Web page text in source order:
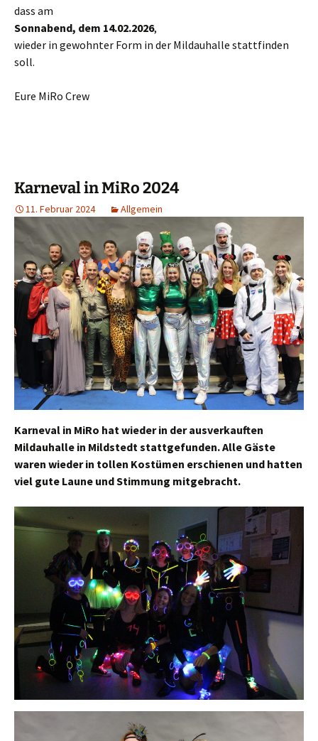
dass am
Sonnabend, dem 14.02.2026,
wieder in gewohnter Form in der Mildauhalle stattfinden
soll.
Eure MiRo Crew
Karneval in MiRo 2024
11. Februar 2024 Allgemein
Karneval in MiRo hat wieder in der ausverkauften
Mildauhalle in Mildstedt stattgefunden. Alle Gäste
waren wieder in tollen Kostümen erschienen und hatten
viel gute Laune und Stimmung mitgebracht.